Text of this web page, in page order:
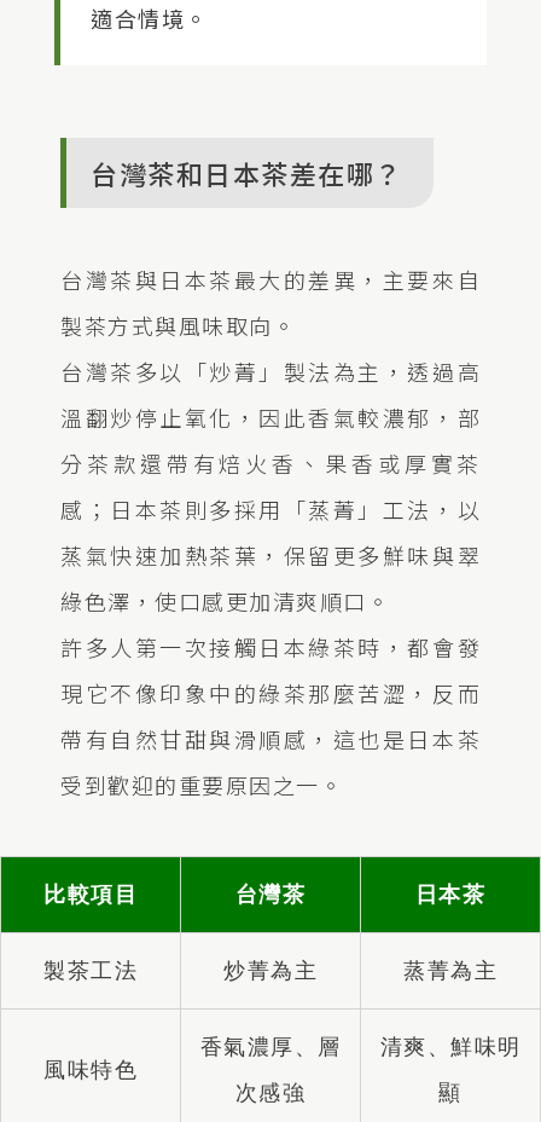
適合情境。
台灣茶和日本茶差在哪？
台灣茶與日本茶最大的差異，主要來自
製茶方式與風味取向。
台灣茶多以「炒菁」製法為主，透過高
溫翻炒停止氧化，因此香氣較濃郁，部
分茶款還帶有焙火香、果香或厚實茶
感；日本茶則多採用「蒸菁」工法，以
蒸氣快速加熱茶葉，保留更多鮮味與翠
綠色澤，使口感更加清爽順口。
許多人第一次接觸日本綠茶時，都會發
現它不像印象中的綠茶那麼苦澀，反而
帶有自然甘甜與滑順感，這也是日本茶
受到歡迎的重要原因之一。
比較項目 台灣茶 日本茶
製茶工法 炒菁為主 蒸菁為主
風味特色
香氣濃厚、層
次感強
清爽、鮮味明
顯